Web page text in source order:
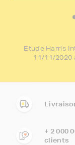
Etude Harris
11/11/2020
+ 2 000
clients